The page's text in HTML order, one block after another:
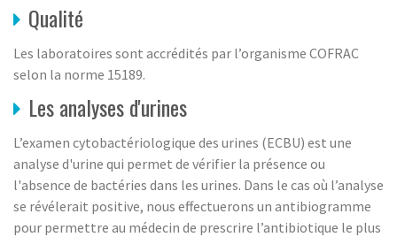
Qualité
Les laboratoires sont accrédités par l’organisme COFRAC
selon la norme 15189.
Les analyses d'urines
L’examen cytobactériologique des urines (ECBU) est une
analyse d'urine qui permet de vérifier la présence ou
l'absence de bactéries dans les urines. Dans le cas où l’analyse
se révélerait positive, nous effectuerons un antibiogramme
pour permettre au médecin de prescrire l’antibiotique le plus